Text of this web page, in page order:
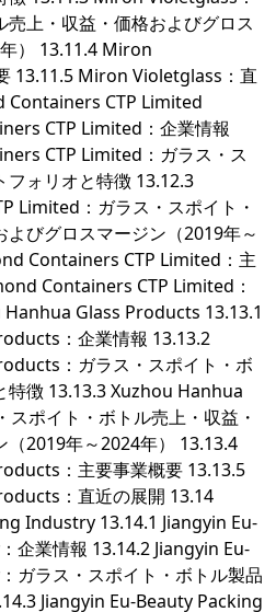
売上・収益・価格およびグロス
） 13.11.4 Miron
13.11.5 Miron Violetglass：直
Containers CTP Limited
CTP Limited：企業情報
CTP Limited：ガラス・ス
ォリオと特徴 13.12.3
Limited：ガラス・スポイト・
びグロスマージン（2019年～
Containers CTP Limited：主
Containers CTP Limited：
Glass Products 13.13.1
：企業情報 13.13.2
：ガラス・スポイト・ボ
特徴 13.13.3 Xuzhou Hanhua
ポイト・ボトル売上・収益・
2019年～2024年） 13.13.4
：主要事業概要 13.13.5
：直近の展開 13.14
Industry 13.14.1 Jiangyin Eu-
企業情報 13.14.2 Jiangyin Eu-
ガラス・スポイト・ボトル製品
Jiangyin Eu-Beauty Packing